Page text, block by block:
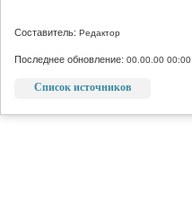
Составитель: Редактор
Последнее обновление: 00.00.00 00:00
Список источников